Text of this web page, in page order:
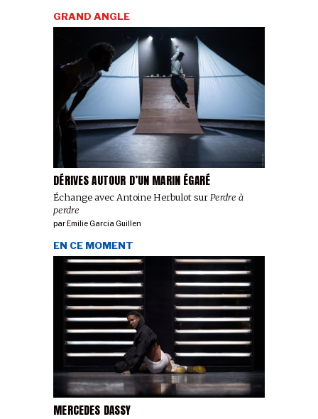
DÉRIVES AUTOUR D’UN MARIN ÉGARÉ
Échange avec Antoine Herbulot surPerdre à
perdre
GRAND ANGLE
par Emilie Garcia Guillen
MERCEDES DASSY
EN CE MOMENT